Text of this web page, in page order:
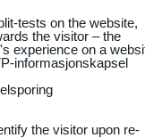
tests on the website,
the visitor – the
experience on a
informasjonskapsel
the visitor upon re-